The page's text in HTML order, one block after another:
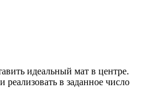
идеальный мат в центре.
в заданное число